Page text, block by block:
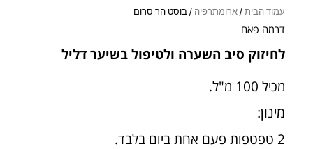
עמוד הבית/ארומתרפיה / בוסט הר סרום
דרמה פאם
לחיזוק סיב השערה ולטיפול בשיער דליל
מכיל 100 מ"ל.
מינון:
2 טפטפות פעם אחת ביום בלבד.